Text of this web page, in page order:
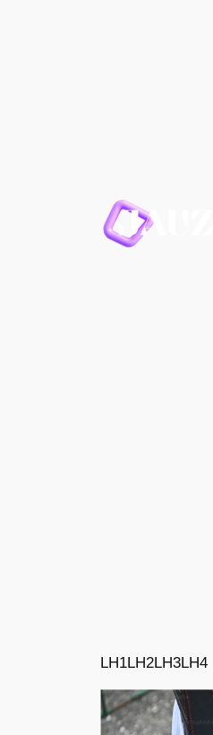
LH1LH2LH3LH4